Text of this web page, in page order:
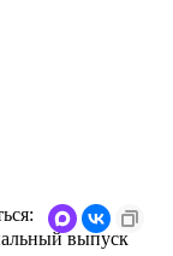
выпуск